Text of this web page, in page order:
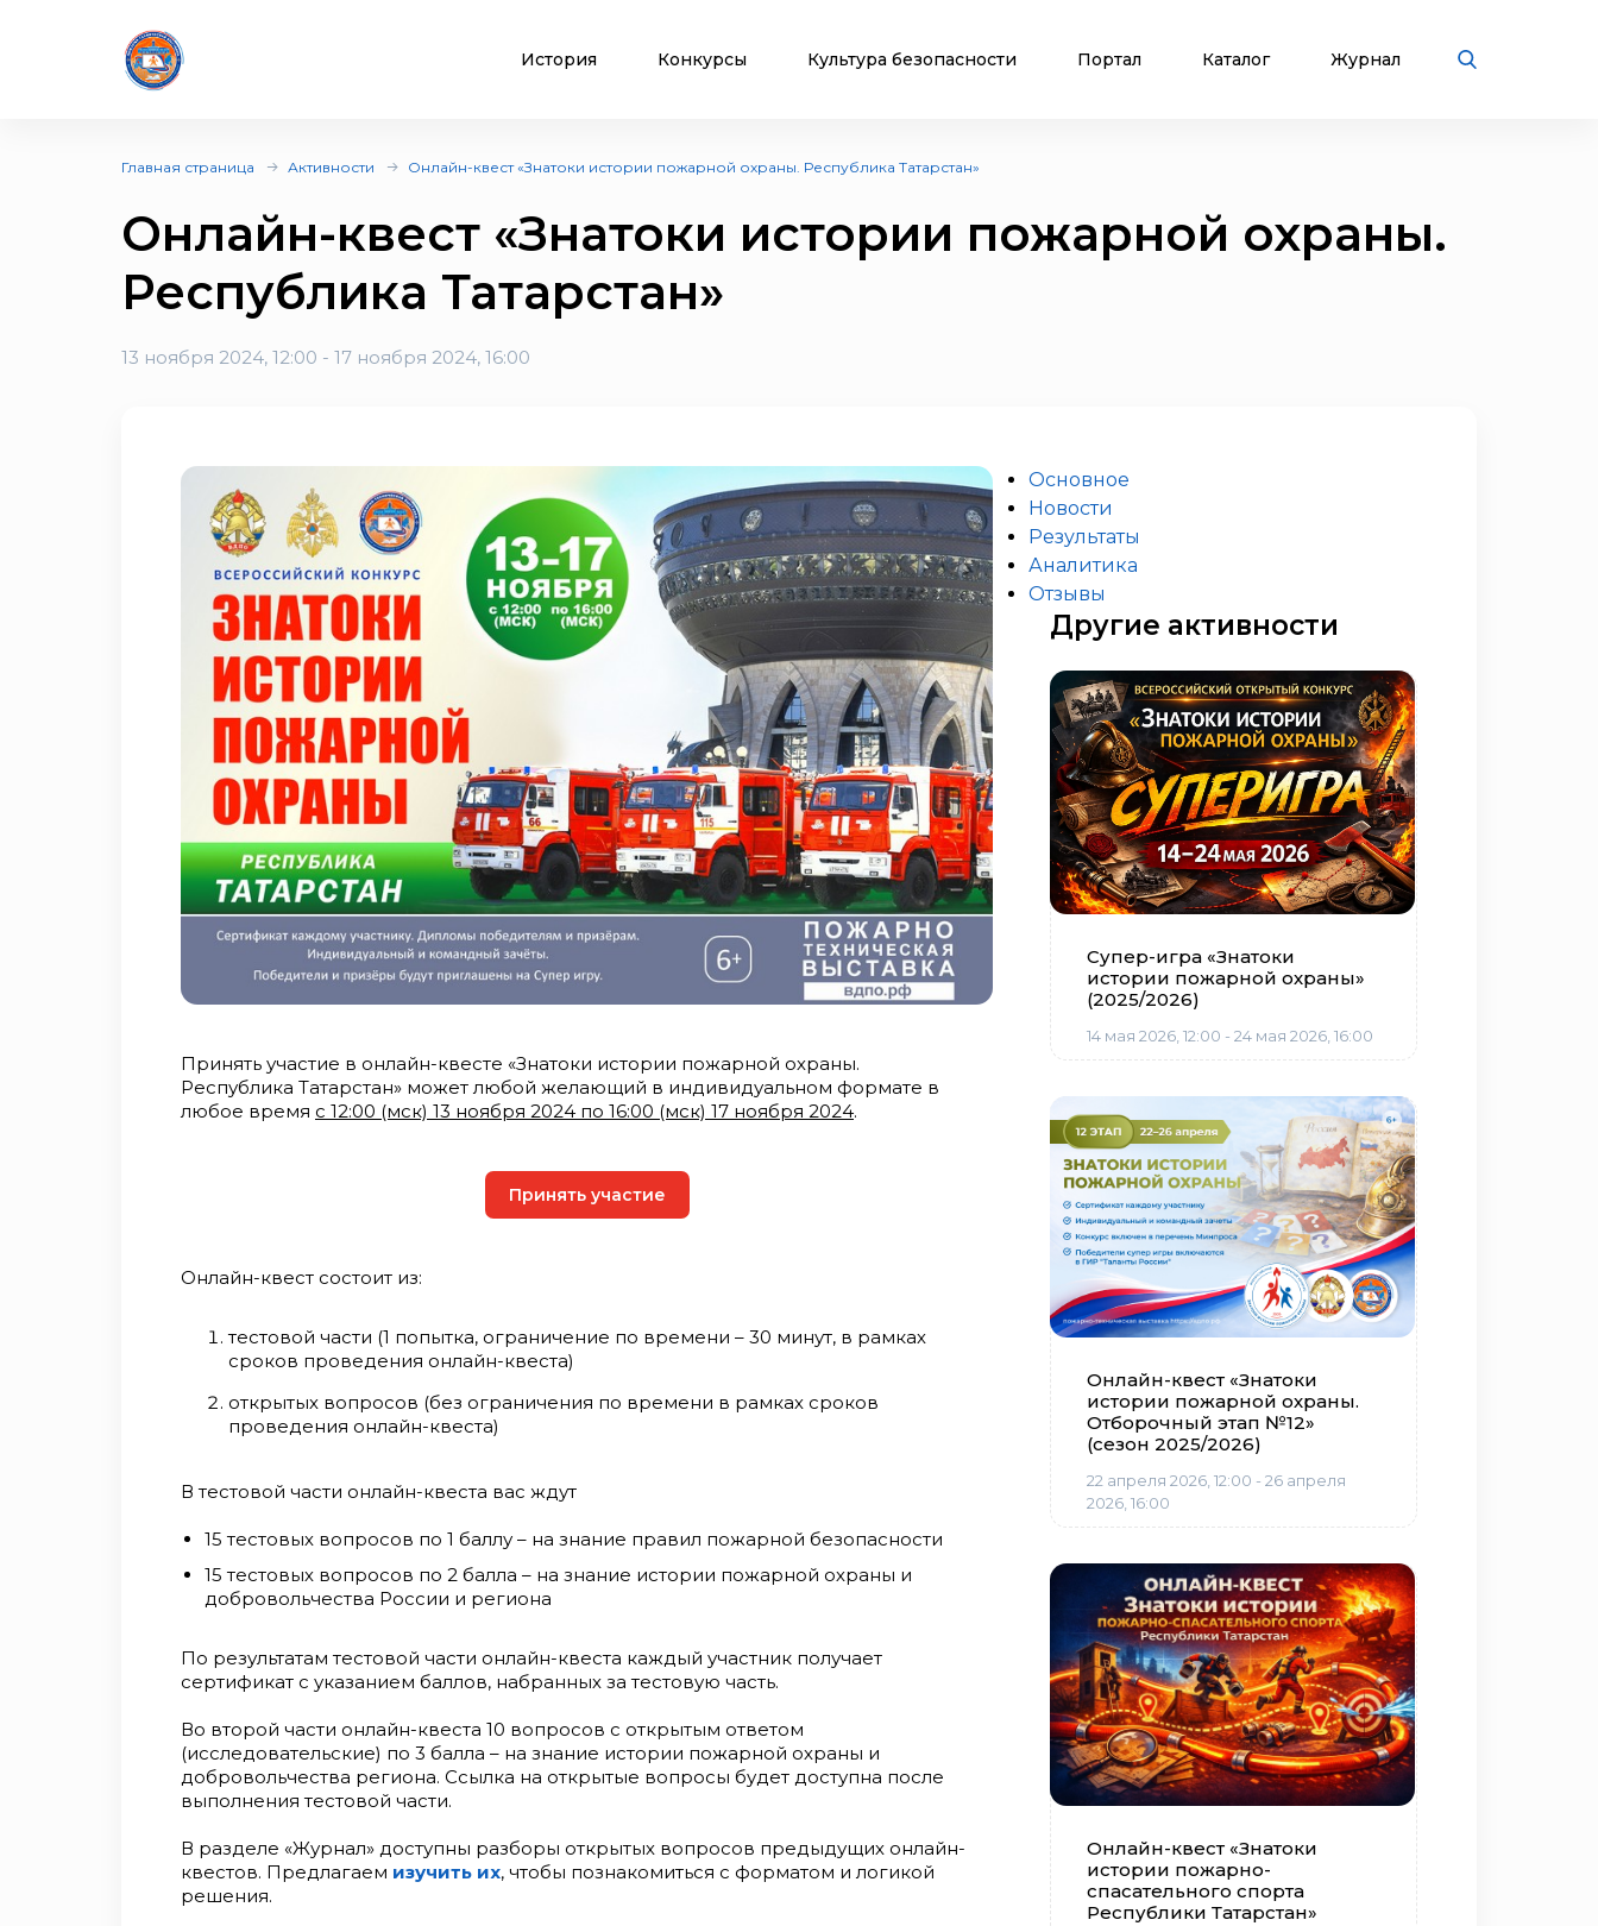
История Конкурсы Культура безопасности Портал Каталог Журнал
Главная страница Активности Онлайн-квест «Знатоки истории пожарной охраны. Республика Татарстан»
Онлайн-квест «Знатоки истории пожарной охраны.
Республика Татарстан»
13 ноября 2024, 12:00 - 17 ноября 2024, 16:00
Принять участие в онлайн-квесте «Знатоки истории пожарной охраны.
Республика Татарстан» может любой желающий в индивидуальном формате в
любое время с 12:00 (мск) 13 ноября 2024 по 16:00 (мск) 17 ноября 2024.
Принять участие
Онлайн-квест состоит из:
тестовой части (1 попытка, ограничение по времени – 30 минут, в рамках
сроков проведения онлайн-квеста)
открытых вопросов (без ограничения по времени в рамках сроков
проведения онлайн-квеста)
В тестовой части онлайн-квеста вас ждут
15 тестовых вопросов по 1 баллу – на знание правил пожарной безопасности
15 тестовых вопросов по 2 балла – на знание истории пожарной охраны и
добровольчества России и региона
По результатам тестовой части онлайн-квеста каждый участник получает
сертификат с указанием баллов, набранных за тестовую часть.
Во второй части онлайн-квеста 10 вопросов с открытым ответом
(исследовательские) по 3 балла – на знание истории пожарной охраны и
добровольчества региона. Ссылка на открытые вопросы будет доступна после
выполнения тестовой части.
В разделе «Журнал» доступны разборы открытых вопросов предыдущих онлайн-
квестов. Предлагаем изучить их, чтобы познакомиться с форматом и логикой
решения.
Основное
Новости
Результаты
Аналитика
Отзывы
Другие активности
Супер-игра «Знатоки
истории пожарной охраны»
(2025/2026)
14 мая 2026, 12:00 - 24 мая 2026, 16:00
Онлайн-квест «Знатоки
истории пожарной охраны.
Отборочный этап №12»
(сезон 2025/2026)
22 апреля 2026, 12:00 - 26 апреля
2026, 16:00
Онлайн-квест «Знатоки
истории пожарно-
спасательного спорта
Республики Татарстан»